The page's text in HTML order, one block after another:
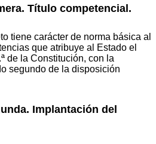
Título competencial.
tiene carácter de norma básica al
que atribuye al Estado el
de la Constitución, con la
segundo de la disposición
Implantación del